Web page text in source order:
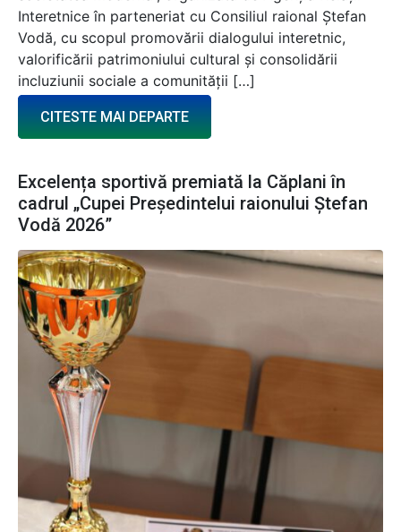
Interetnice în parteneriat cu Consiliul raional Ștefan
Vodă, cu scopul promovării dialogului interetnic,
valorificării patrimoniului cultural și consolidării
incluziunii sociale a comunității […]
CITESTE MAI DEPARTE
Excelența sportivă premiată la Căplani în
cadrul „Cupei Președintelui raionului Ștefan
Vodă 2026”